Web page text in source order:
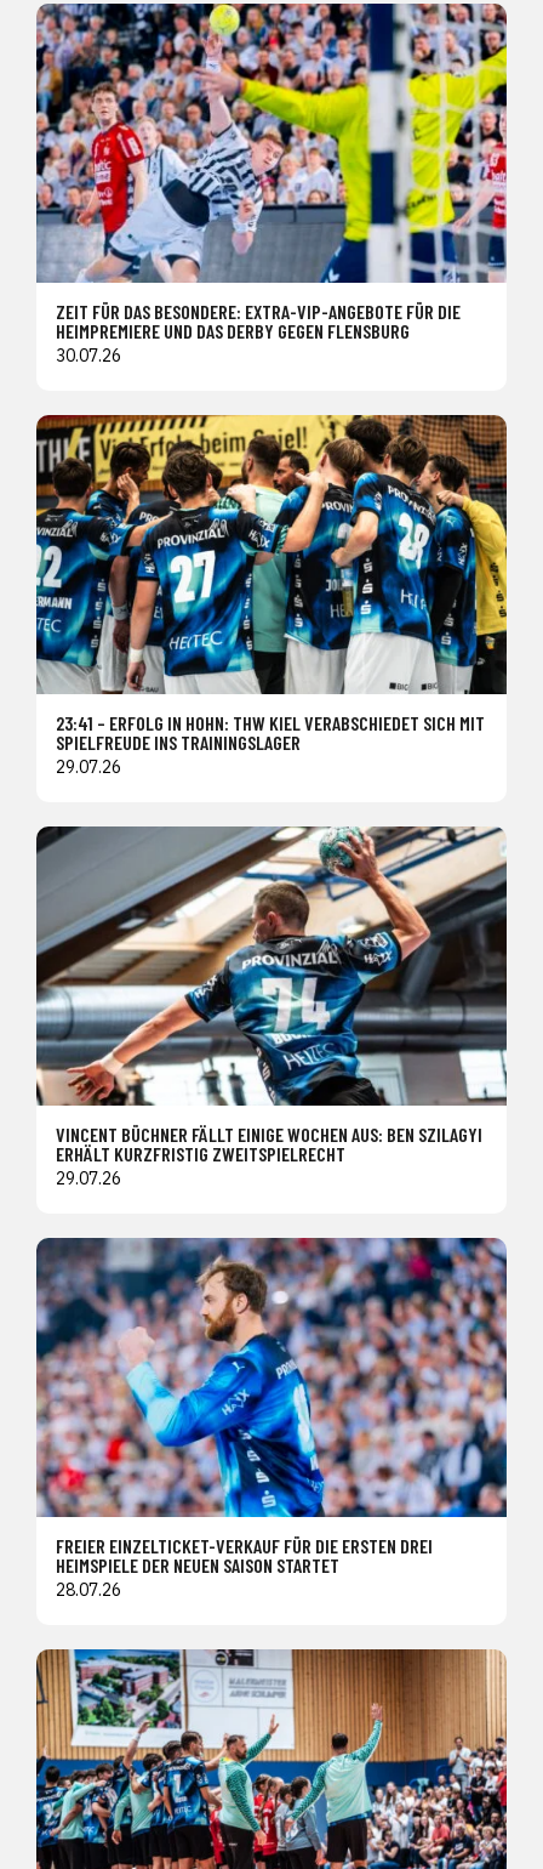
ZEIT FÜR DAS BESONDERE: EXTRA-VIP-ANGEBOTE FÜR DIE
HEIMPREMIERE UND DAS DERBY GEGEN FLENSBURG
30.07.26
23:41 – ERFOLG IN HOHN: THW KIEL VERABSCHIEDET SICH MIT
SPIELFREUDE INS TRAININGSLAGER
29.07.26
VINCENT BÜCHNER FÄLLT EINIGE WOCHEN AUS: BEN SZILAGYI
ERHÄLT KURZFRISTIG ZWEITSPIELRECHT
29.07.26
FREIER EINZELTICKET-VERKAUF FÜR DIE ERSTEN DREI
HEIMSPIELE DER NEUEN SAISON STARTET
28.07.26